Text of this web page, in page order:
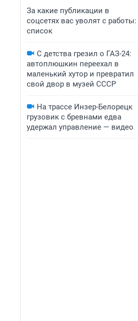
За какие публикации в
соцсетях вас уволят с работы:
список
С детства грезил о ГАЗ-24:
автоплюшкин переехал в
маленький хутор и превратил
свой двор в музей СССР
На трассе Инзер-Белорецк
грузовик с бревнами едва
удержал управление — видео